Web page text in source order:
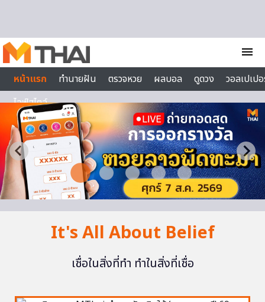
menu
หน้าแรก
ทำนายฝัน ตรวจหวย ผลบอล ดูดวง
วอลเปเป
ไลฟ์สไตล์
It's All About Belief
เชื่อในสิ่งที่ทำ ทำในสิ่งที่เชื่อ